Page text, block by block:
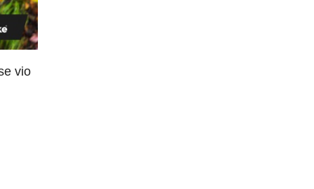
vio